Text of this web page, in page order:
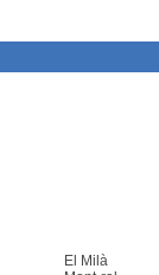
El Milà